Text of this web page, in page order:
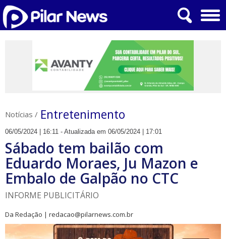
Notícias / Entretenimento
06/05/2024 | 16:11 - Atualizada em 06/05/2024 | 17:01
Sábado tem bailão com
Eduardo Moraes, Ju Mazon e
Embalo de Galpão no CTC
INFORME PUBLICITÁRIO
Da Redação | redacao@pilarnews.com.br